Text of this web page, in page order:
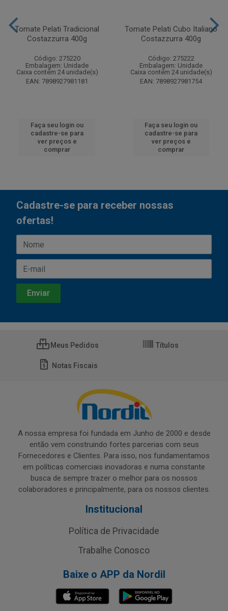
Tomate Pelati Tradicional
Costazzurra 400g
Código: 275220
Embalagem: Unidade
Caixa contém 24 unidade(s)
EAN: 7898927981181
Faça seu login ou
cadastre-se para
ver preços e
comprar
Tomate Pelati Cubo Italiano
Costazzurra 400g
Código: 275222
Embalagem: Unidade
Caixa contém 24 unidade(s)
EAN: 7898927981754
Faça seu login ou
cadastre-se para
ver preços e
comprar
Cadastre-se para receber nossas
ofertas!
Meus Pedidos Títulos
Notas Fiscais
A nossa empresa foi fundada em Junho de 2000 e desde
então vem construindo fortes parcerias com seus
Fornecedores e Clientes. Para isso, nos fundamentamos
em políticas comerciais inovadoras e numa constante
busca de sempre trazer o melhor para os nossos
colaboradores e principalmente, para os nossos clientes.
Institucional
Política de Privacidade
Trabalhe Conosco
Baixe o APP da Nordil